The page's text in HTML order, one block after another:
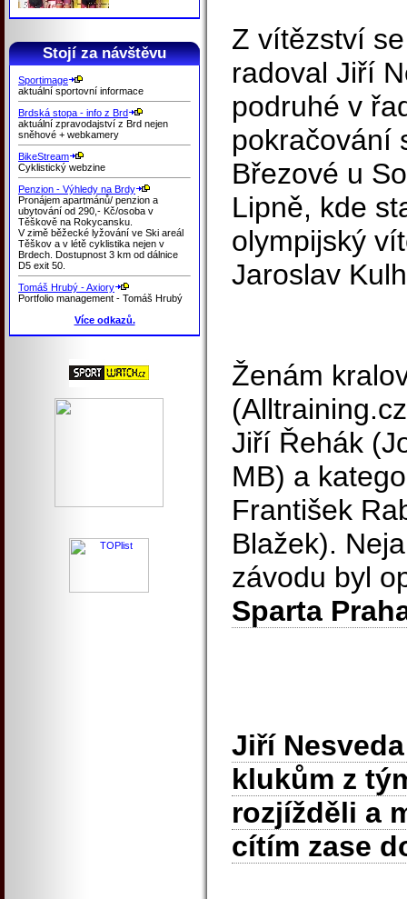
Stojí za návštěvu
Sportimage
aktuální sportovní informace
Brdská stopa - info z Brd
aktuální zpravodajství z Brd nejen
sněhové + webkamery
BikeStream
Cyklistický webzine
Penzion - Výhledy na Brdy
Pronájem apartmánů/ penzion a
ubytování od 290,- Kč/osoba v
Těškově na Rokycansku.
V zimě běžecké lyžování ve Ski areál
Těškov a v létě cyklistika nejen v
Brdech. Dostupnost 3 km od dálnice
D5 exit 50.
Tomáš Hrubý - Axiory
Portfolio management - Tomáš Hrubý
Více odkazů.
Z vítězství
radoval Jiří
podruhé v
pokračování
Březové u
Lipně, kde
olympijský
Jaroslav
Ženám
Jiří Řehák
MB) a
František
Blažek).
závodu byl
Sparta
Jiří
klukům z
rozjížděli a
cítím zase